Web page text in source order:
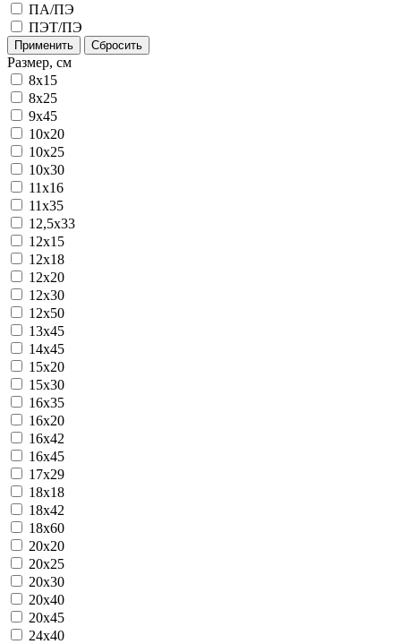
ПА/ПЭ
ПЭТ/ПЭ
Применить Сбросить
Размер, см
8x15
8х25
9х45
10x20
10x25
10x30
11x16
11х35
12,5х33
12x15
12x18
12x20
12x30
12х50
13x45
14х45
15x20
15x30
16x35
16х20
16х42
16х45
17х29
18х18
18х42
18х60
20x20
20x25
20x30
20x40
20х45
24х40